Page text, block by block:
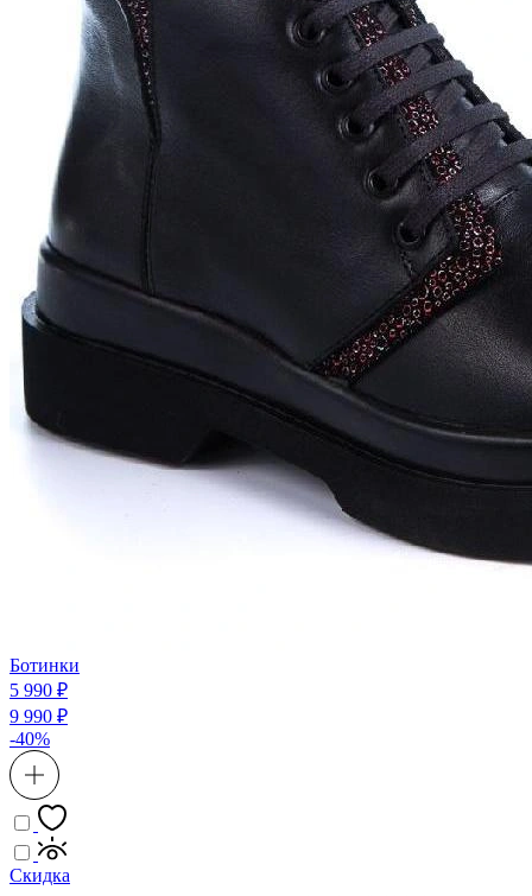
Ботинки
5 990 ₽
9 990 ₽
-40%
Скидка